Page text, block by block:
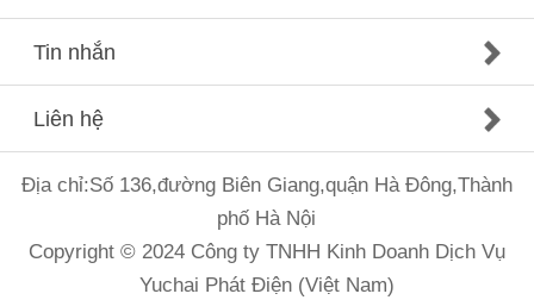
Tin nhắn
Liên hệ
Địa chỉ:Số 136,đường Biên Giang,quận Hà Đông,Thành
phố Hà Nội
Copyright © 2024 Công ty TNHH Kinh Doanh Dịch Vụ
Yuchai Phát Điện (Việt Nam)